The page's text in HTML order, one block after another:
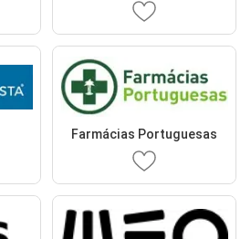
Farmácias Portuguesas